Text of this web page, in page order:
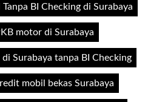
BI Checking di Surabaya
motor di Surabaya
Surabaya tanpa BI Checking
mobil bekas Surabaya